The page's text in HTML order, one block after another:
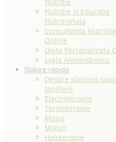
Nutritie si Educatie
Nutritionala
Consultanta
Online
Dieta Personalizata
Lygia Alexandrescu
Slabire rapida
Despre slabirea
tonifiere
Electroterapie
Termoterapie
Masaj
Migun
Haloterapie